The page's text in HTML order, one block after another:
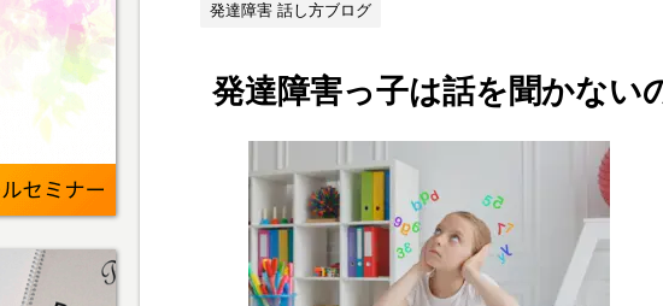
発達障害 話し方ブログ
発達障害っ子は話を聞かない